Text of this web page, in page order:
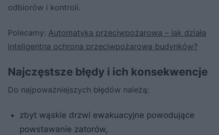
odbiorów i kontroli.
Polecamy: Automatyka przeciwpożarowa – jak działa
inteligentna ochrona przeciwpożarowa budynków?
Najczęstsze błędy i ich konsekwencje
Do najpoważniejszych błędów należą:
zbyt wąskie drzwi ewakuacyjne powodujące
powstawanie zatorów,